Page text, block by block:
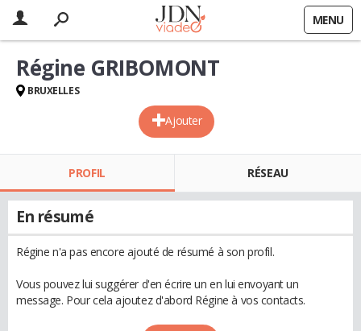
MENU
Ajouter
Régine GRIBOMONT
BRUXELLES
PROFIL RÉSEAU
En résumé
Régine n'a pas encore ajouté de résumé à son profil.
Vous pouvez lui suggérer d'en écrire un en lui envoyant un
message. Pour cela ajoutez d'abord Régine à vos contacts.